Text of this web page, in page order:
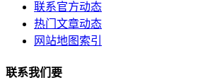
联系官方动态
热门文章动态
网站地图索引
联系我们要